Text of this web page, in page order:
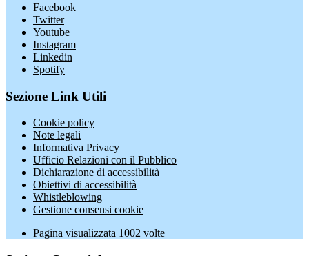
Facebook
Twitter
Youtube
Instagram
Linkedin
Spotify
Sezione Link Utili
Cookie policy
Note legali
Informativa Privacy
Ufficio Relazioni con il Pubblico
Dichiarazione di accessibilità
Obiettivi di accessibilità
Whistleblowing
Gestione consensi cookie
Pagina visualizzata 1002 volte